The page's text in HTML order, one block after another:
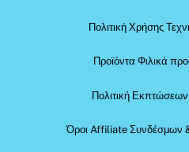
Πολιτική Χρήσης
Προϊόντα Φιλικά
Πολιτική
Όροι Affiliate Συνδέσμων